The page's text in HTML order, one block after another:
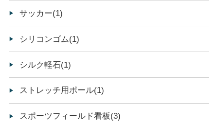
サッカー(1)
シリコンゴム(1)
シルク軽石(1)
ストレッチ用ポール(1)
スポーツフィールド看板(3)